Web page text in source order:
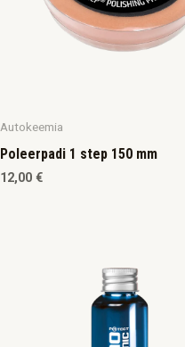
Autokeemia
Poleerpadi 1 step 150 mm
12,00 €